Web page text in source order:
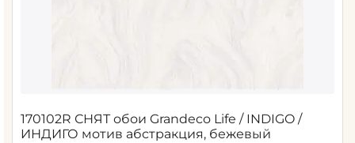
170102R СНЯТ обои Grandeco Life / INDIGO /
ИНДИГО мотив абстракция, бежевый